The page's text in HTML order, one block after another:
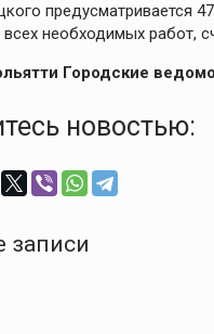
предусматривается
необходимых работ,
Городские
новостью:
записи